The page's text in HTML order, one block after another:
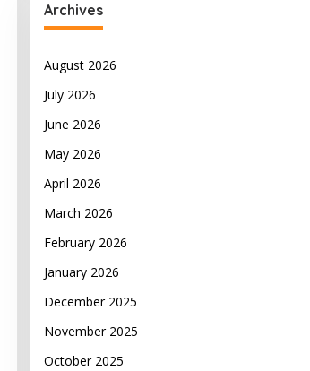
Archives
August 2026
July 2026
June 2026
May 2026
April 2026
March 2026
February 2026
January 2026
December 2025
November 2025
October 2025